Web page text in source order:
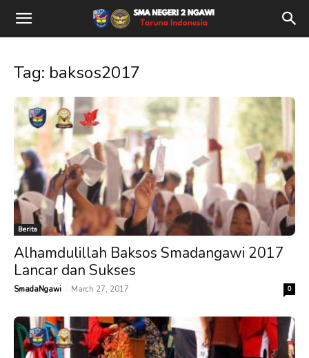
Tag: baksos2017
Berita
Alhamdulillah Baksos Smadangawi 2017
Lancar dan Sukses
SmadaNgawi - March 27, 2017 0